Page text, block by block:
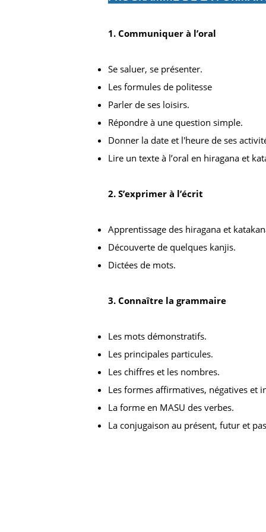
1. Communiquer à l’oral
Se saluer, se présenter.
Les formules de politesse
Parler de ses loisirs.
Répondre à une question simple.
Donner la date et l'heure de ses
Lire un texte à l’oral en hiragana et
2. S’exprimer à l’écrit
Apprentissage des hiragana et
Découverte de quelques kanjis.
Dictées de mots.
3. Connaître la grammaire
Les mots démonstratifs.
Les principales particules.
Les chiffres et les nombres.
Les formes affirmatives, négatives et
La forme en MASU des verbes.
La conjugaison au présent, futur et